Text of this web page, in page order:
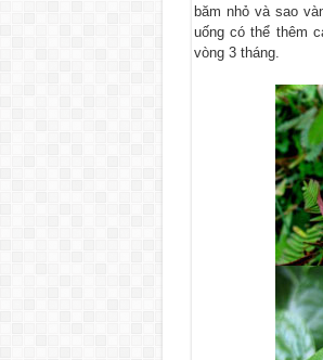
băm nhỏ và sao
uống có thể thêm
vòng 3 tháng.